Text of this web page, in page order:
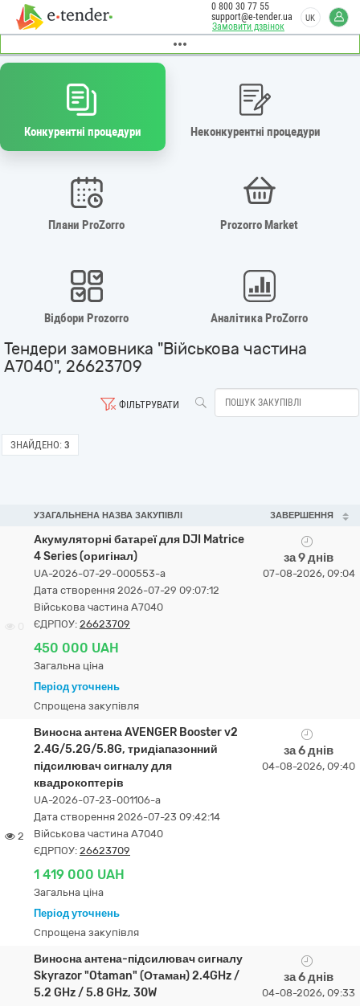
Замовити дзвінок
0 800 30 77 55
support@e-tender.ua
UK
Конкурентні процедури Неконкурентні процедури
Плани ProZorro Prozorro Market
Відбори Prozorro Аналітика ProZorro
Тендери замовника "Військова частина
А7040", 26623709
ФІЛЬТРУВАТИ
ЗНАЙДЕНО: 3
УЗАГАЛЬНЕНА НАЗВА ЗАКУПІВЛІ ЗАВЕРШЕННЯ
Акумуляторні батареї для DJI Matrice
4 Series (оригінал)
UA-2026-07-29-000553-a
Дата створення 2026-07-29 09:07:12
Військова частина А7040
ЄДРПОУ: 26623709
450 000 UAH
Загальна ціна
Період уточнень
Спрощена закупівля
за 9 днів
07-08-2026, 09:04
2
Виносна антена AVENGER Booster v2
2.4G/5.2G/5.8G, тридіапазонний
підсилювач сигналу для
квадрокоптерів
UA-2026-07-23-001106-a
Дата створення 2026-07-23 09:42:14
Військова частина А7040
ЄДРПОУ: 26623709
1 419 000 UAH
Загальна ціна
Період уточнень
Спрощена закупівля
за 6 днів
04-08-2026, 09:40
Виносна антена-підсилювач сигналу
Skyrazor "Otaman" (Отаман) 2.4GHz /
5.2 GHz / 5.8 GHz, 30W
за 6 днів
04-08-2026, 09:33